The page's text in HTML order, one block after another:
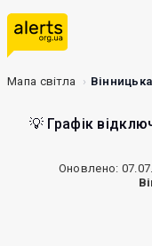
Мапа світла
💡 Графік
Оновлено: